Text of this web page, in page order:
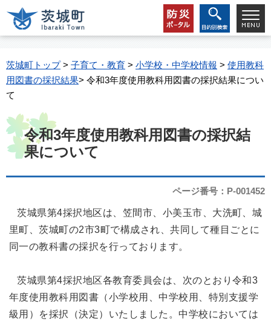
茨城町トップ> 子育て・教育 > 小学校・中学校情報 > 使用教科
用図書の採択結果> 令和3年度使用教科用図書の採択結果につい
て
令和3年度使用教科用図書の採択結
果について
ページ番号：P-001452
茨城県第4採択地区は、笠間市、小美玉市、大洗町、城
里町、茨城町の2市3町で構成され、共同して種目ごとに
同一の教科書の採択を行っております。
茨城県第4採択地区各教育委員会は、次のとおり令和3
年度使用教科用図書（小学校用、中学校用、特別支援学
級用）を採択（決定）いたしました。中学校においては